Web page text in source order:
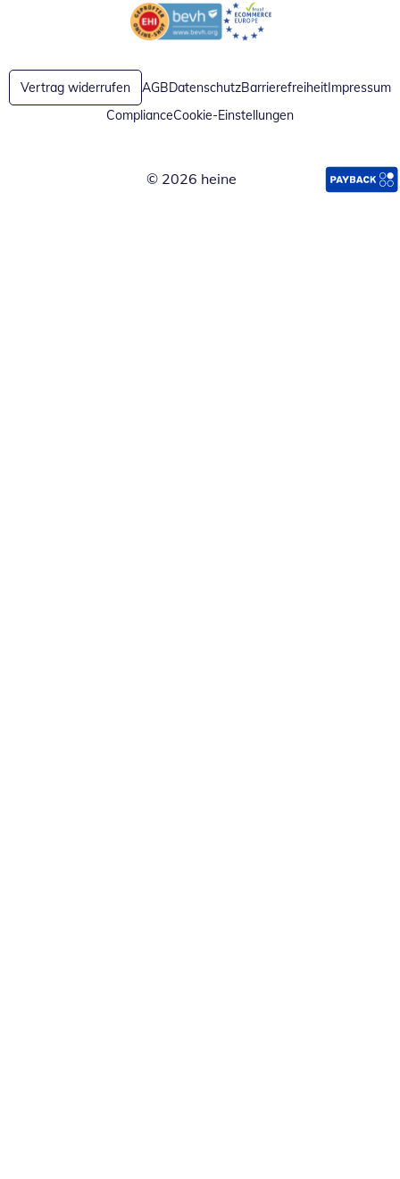
Öffnet in neuem FensterÖffnet in neuem Fenster
Vertrag widerrufen AGBDatenschutzBarrierefreiheitImpressum
ComplianceCookie-Einstellungen
© 2026 heine